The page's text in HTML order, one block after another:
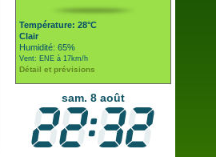
Température: 28°C
Clair
Humidité: 65%
Vent: ENE à 17km/h
Détail et prévisions
sam. 8 août